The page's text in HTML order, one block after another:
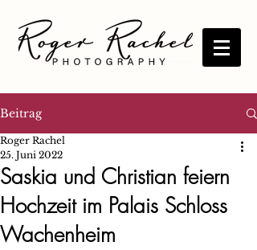
Beitrag
Saskia und Christian feiern
Hochzeit im Palais Schloss
Wachenheim
Roger Rachel
25. Juni 2022